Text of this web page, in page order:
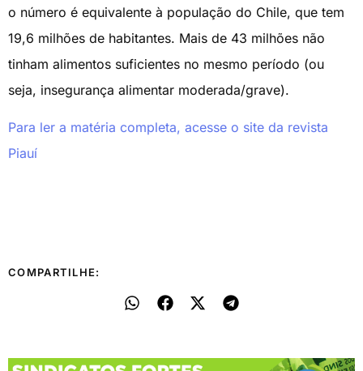
o número é equivalente à população do Chile, que tem
19,6 milhões de habitantes. Mais de 43 milhões não
tinham alimentos suficientes no mesmo período (ou
seja, insegurança alimentar moderada/grave).
Para ler a matéria completa, acesse o site da revista
Piauí
COMPARTILHE: